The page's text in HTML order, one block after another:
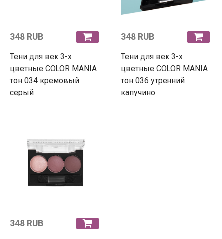
348 RUB
Тени для век 3-х
цветные COLOR MANIA
тон 034 кремовый
серый
348 RUB
Тени для век 3-х
цветные COLOR MANIA
тон 036 утренний
капучино
348 RUB